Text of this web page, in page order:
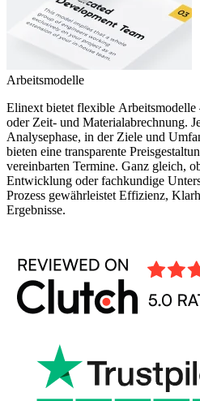
Arbeitsmodelle
Elinext bietet flexible Arbeitsmodelle
oder Zeit- und Materialabrechnung.
Analysephase, in der Ziele und
bieten eine transparente
vereinbarten Termine. Ganz gleich,
Entwicklung oder fachkundige
Prozess gewährleistet Effizienz,
Ergebnisse.